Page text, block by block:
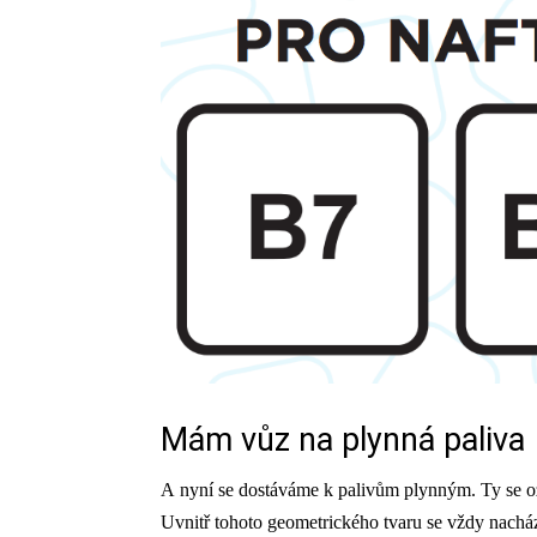
Mám vůz na plynná paliva
A nyní se dostáváme k palivům plynným. Ty se
Uvnitř tohoto geometrického tvaru se vždy